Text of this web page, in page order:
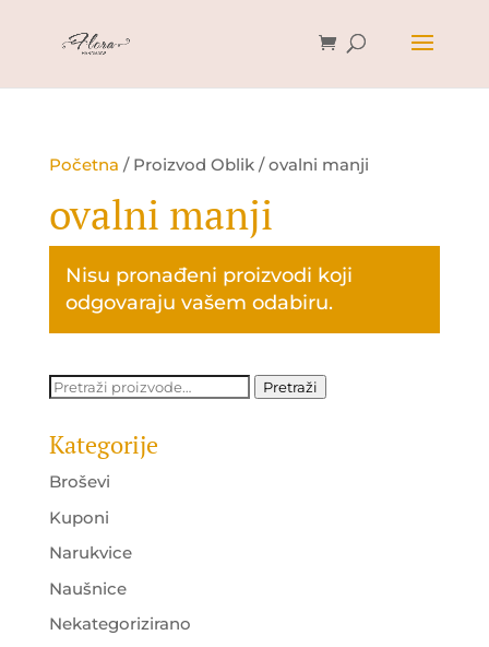
Početna / Proizvod Oblik / ovalni manji
ovalni manji
Nisu pronađeni proizvodi koji
odgovaraju vašem odabiru.
Pretraži: Pretraži
Kategorije
Broševi
Kuponi
Narukvice
Naušnice
Nekategorizirano